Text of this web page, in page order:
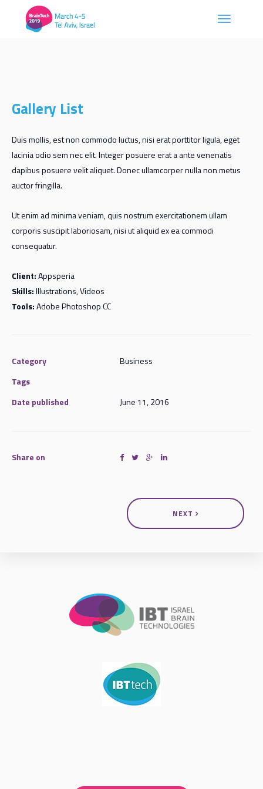
Gallery List
Duis mollis, est non commodo luctus, nisi erat porttitor ligula, eget
lacinia odio sem nec elit. Integer posuere erat a ante venenatis
dapibus posuere velit aliquet. Donec ullamcorper nulla non metus
auctor fringilla.
Ut enim ad minima veniam, quis nostrum exercitationem ullam
corporis suscipit laboriosam, nisi ut aliquid ex ea commodi
consequatur.
Client:Appsperia
Skills:Illustrations, Videos
Tools:Adobe Photoshop CC
Category
Business
Tags
Date published
June 11, 2016
Share on
NEXT